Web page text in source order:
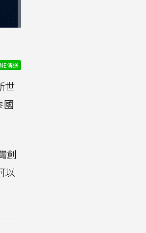
傳送
世
國
創
以